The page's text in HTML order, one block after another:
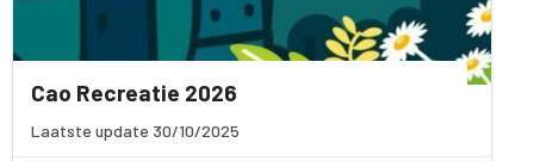
Cao Recreatie 2026
Laatste update 30/10/2025